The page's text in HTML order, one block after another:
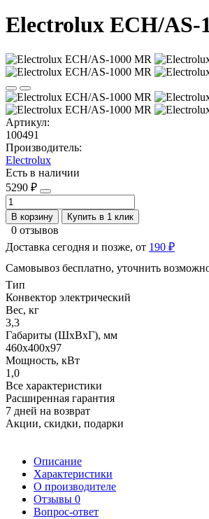
Electrolux ECH/AS-
Артикул:
100491
Производитель:
Electrolux
Есть в наличии
5290 ₽
В корзину Купить в 1 клик
0 отзывов
Доставка сегодня и позже, от 190 ₽
Самовывоз бесплатно, уточнить
Тип
Конвектор электрический
Вес, кг
3,3
Габариты (ШхВхГ), мм
460x400x97
Мощность, кВт
1,0
Все характеристики
Расширенная гарантия
7 дней на возврат
Акции, скидки, подарки
Описание
Характеристики
О производителе
Отзывы 0
Вопрос-ответ